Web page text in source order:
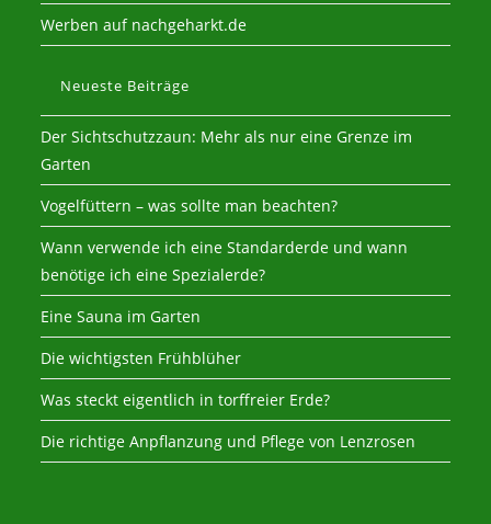
Werben auf nachgeharkt.de
Neueste Beiträge
Der Sichtschutzzaun: Mehr als nur eine Grenze im
Garten
Vogelfüttern – was sollte man beachten?
Wann verwende ich eine Standarderde und wann
benötige ich eine Spezialerde?
Eine Sauna im Garten
Die wichtigsten Frühblüher
Was steckt eigentlich in torffreier Erde?
Die richtige Anpflanzung und Pflege von Lenzrosen